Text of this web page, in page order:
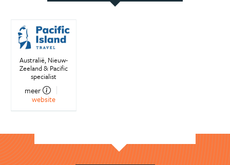
Australië, Nieuw-
Zeeland & Pacific
specialist
meer
website